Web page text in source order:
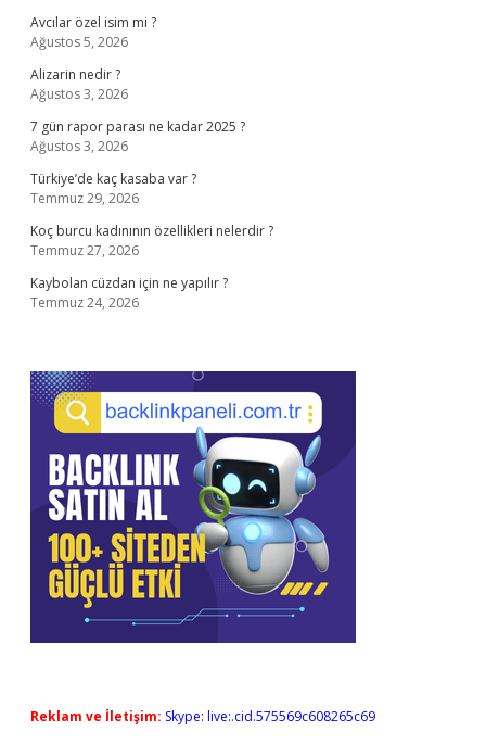
Avcılar özel isim mi ?
Ağustos 5, 2026
Alizarin nedir ?
Ağustos 3, 2026
7 gün rapor parası ne kadar 2025 ?
Ağustos 3, 2026
Türkiye’de kaç kasaba var ?
Temmuz 29, 2026
Koç burcu kadınının özellikleri nelerdir ?
Temmuz 27, 2026
Kaybolan cüzdan için ne yapılır ?
Temmuz 24, 2026
Reklam ve İletişim: Skype: live:.cid.575569c608265c69